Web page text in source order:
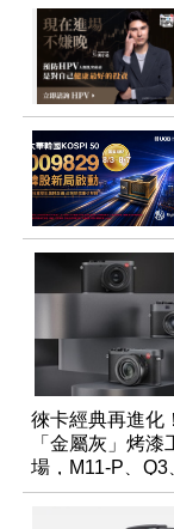
徠卡經典再進化
「金屬灰」烤漆
場，M11-P、Q3
領銜換裝